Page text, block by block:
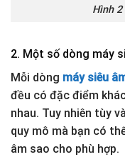
Hình
2. Một số dòng máy
Mỗi dòng máy siêu
đều có đặc điểm
nhau. Tuy nhiên tùy
quy mô mà bạn có
âm sao cho phù hợp.